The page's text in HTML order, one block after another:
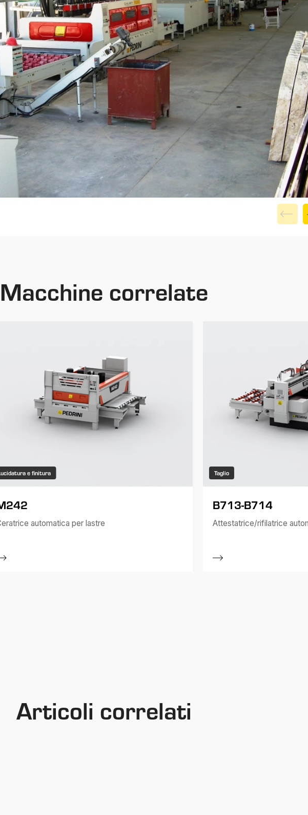
Macchine correlate
e finitura
automatica per lastre
Taglio
B713-B714
Attestatrice/rifilatrice
Articoli correlati